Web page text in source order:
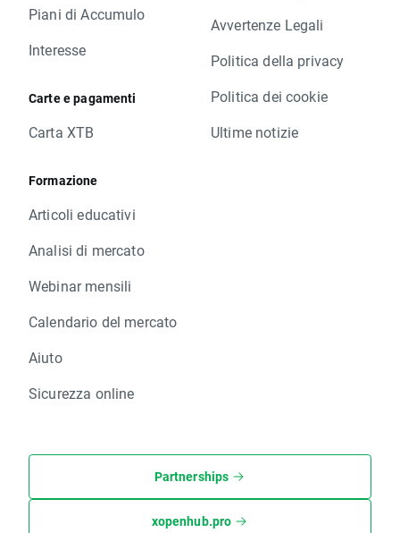
Piani di Accumulo
Interesse
Carte e pagamenti
Carta XTB
Formazione
Articoli educativi
Analisi di mercato
Webinar mensili
Calendario del mercato
Aiuto
Sicurezza online
Avvertenze Legali
Politica della privacy
Politica dei cookie
Ultime notizie
Partnerships
xopenhub.pro